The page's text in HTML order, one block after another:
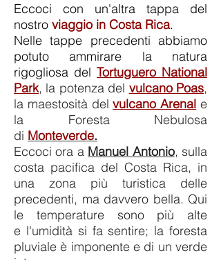
Eccoci con un'altra tappa del
nostro viaggio in Costa Rica.
Nelle tappe precedenti abbiamo
potuto ammirare la natura
rigogliosa del Tortuguero National
Park, la potenza del vulcano Poas,
la maestosità delvulcano Arenal e
la Foresta Nebulosa
di Monteverde.
Eccoci ora a Manuel Antonio, sulla
costa pacifica del Costa Rica, in
una zona più turistica delle
precedenti, ma davvero bella. Qui
le temperature sono più alte
e l'umidità si fa sentire; la foresta
pluviale è imponente e di un verde